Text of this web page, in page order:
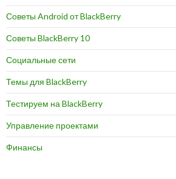
Советы Android от BlackBerry
Советы BlackBerry 10
Социальные сети
Темы для BlackBerry
Тестируем на BlackBerry
Управление проектами
Финансы